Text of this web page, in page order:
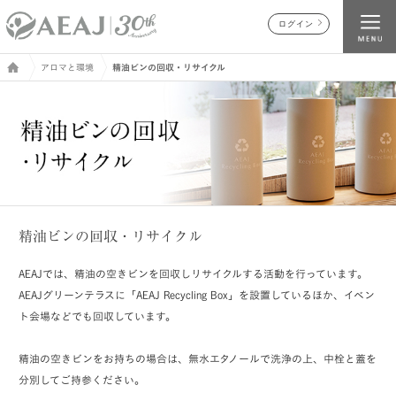
ログイン
アロマと環境 精油ビンの回収・リサイクル
精油ビンの回収・リサイクル
AEAJでは、精油の空きビンを回収しリサイクルする活動を行っています。
AEAJグリーンテラスに「AEAJ Recycling Box」を設置しているほか、イベン
ト会場などでも回収しています。
精油の空きビンをお持ちの場合は、無水エタノールで洗浄の上、中栓と蓋を
分別してご持参ください。